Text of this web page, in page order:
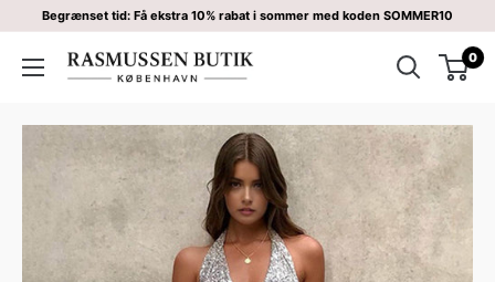
Begrænset tid: Få ekstra 10% rabat i sommer med koden SOMMER10
0